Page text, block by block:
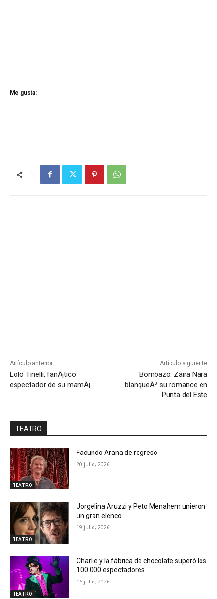
Me gusta:
Artículo anterior
Lolo Tinelli, fanÃ¡tico
espectador de su mamÃ¡
Artículo siguiente
Bombazo: Zaira Nara
blanqueÃ³ su romance en
Punta del Este
TEATRO
TEATRO
Facundo Arana de regreso
20 julio, 2026
TEATRO
Jorgelina Aruzzi y Peto Menahem unieron
un gran elenco
19 julio, 2026
TEATRO
Charlie y la fábrica de chocolate superó los
100.000 espectadores
16 julio, 2026